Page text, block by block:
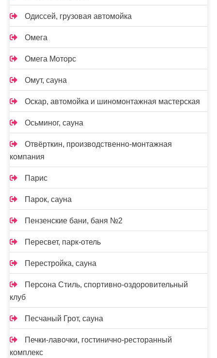
Одиссей, грузовая автомойка
Омега
Омега Моторс
Омут, сауна
Оскар, автомойка и шиномонтажная мастерская
Осьминог, сауна
Отвёрткин, производственно-монтажная
компания
Парис
Парок, сауна
Пензенские бани, баня №2
Пересвет, парк-отель
Перестройка, сауна
Персона Стиль, спортивно-оздоровительный
клуб
Песчаный Грот, сауна
Печки-лавочки, гостинично-ресторанный
комплекс